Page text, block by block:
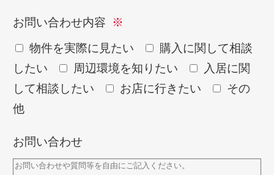
お問い合わせ内容
物件を実際に見たい
購入に関して相談
したい
周辺環境を知りたい
入居に関
して相談したい
お店に行きたい
その
他
お問い合わせ